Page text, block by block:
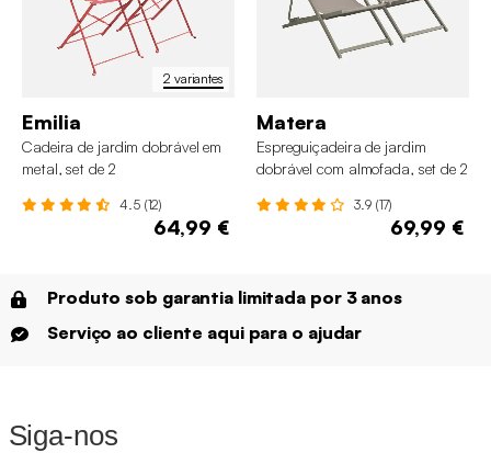
2 variantes
Emilia
Cadeira de jardim dobrável em
metal, set de 2
4.5 (12)
64,99 €
Matera
Espreguiçadeira de jardim
dobrável com almofada, set de 2
3.9 (17)
69,99 €
Produto sob garantia limitada por 3 anos
Serviço ao cliente aqui para o ajudar
Siga-nos